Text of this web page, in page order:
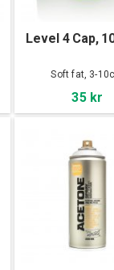
Level 4 Cap,
Soft fat, 3-
35 kr